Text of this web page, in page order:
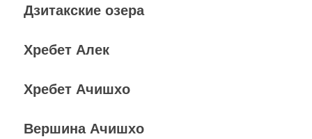
Дзитакские озера
Хребет Алек
Хребет Ачишхо
Вершина Ачишхо